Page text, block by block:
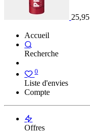
25,95
Accueil
Recherche
0
Liste d'envies
Compte
Offres